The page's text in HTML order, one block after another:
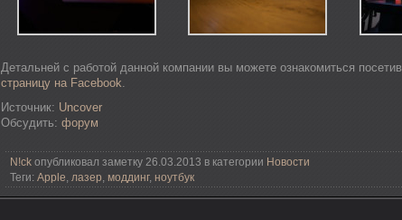
Детальней с работой данной компании вы можете ознакомиться посетив
страницу на Facebook.
Источник: Uncover
Обсудить: форум
N!ck опубликовал заметку 26.03.2013 в категории Новости
Теги: Apple, лазер, моддинг, ноутбук